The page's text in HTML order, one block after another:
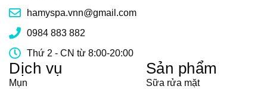
hamyspa.vnn@gmail.com
0984 883 882
Thứ 2 - CN từ 8:00-20:00
Dịch vụ
Mụn
Sản phẩm
Sữa rửa mặt